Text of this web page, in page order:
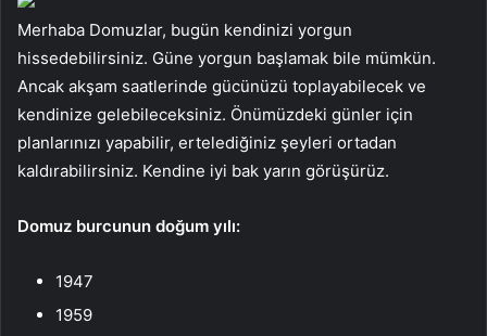
Merhaba Domuzlar, bugün kendinizi yorgun
hissedebilirsiniz. Güne yorgun başlamak bile mümkün.
Ancak akşam saatlerinde gücünüzü toplayabilecek ve
kendinize gelebileceksiniz. Önümüzdeki günler için
planlarınızı yapabilir, ertelediğiniz şeyleri ortadan
kaldırabilirsiniz. Kendine iyi bak yarın görüşürüz.
Domuz burcunun doğum yılı:
1947
1959